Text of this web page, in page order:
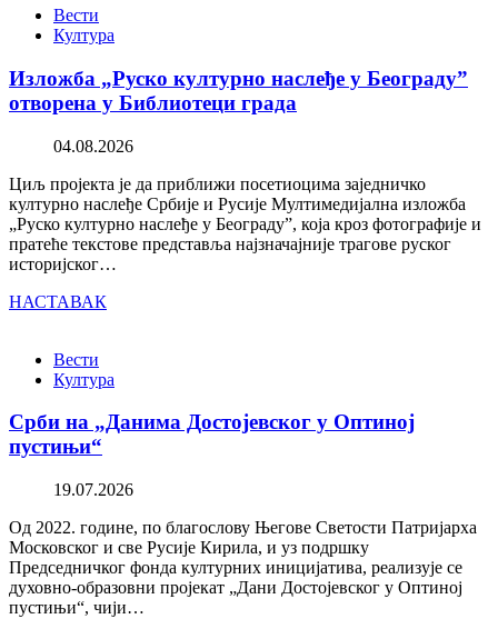
Вести
Култура
Изложба „Руско културно наслеђе у Београду”
отворена у Библиотеци града
04.08.2026
Циљ пројекта је да приближи посетиоцима заједничко
културно наслеђе Србије и Русије Мултимедијална изложба
„Руско културно наслеђе у Београду”, која кроз фотографије и
пратеће текстове представља најзначајније трагове руског
историјског…
НАСТАВАК
Вести
Култура
Срби на „Данима Достојевског у Оптиној
пустињи“
19.07.2026
Од 2022. године, по благослову Његове Светости Патријарха
Московског и све Русије Кирила, и уз подршку
Председничког фонда културних иницијатива, реализује се
духовно-образовни пројекат „Дани Достојевског у Оптиној
пустињи“, чији…